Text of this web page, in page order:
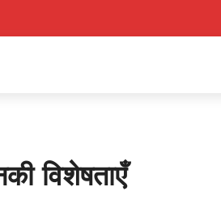
विशेषताएँ